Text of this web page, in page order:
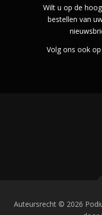
Wilt u op de
bestellen van
Volg ons ook
Auteursrecht © 2026